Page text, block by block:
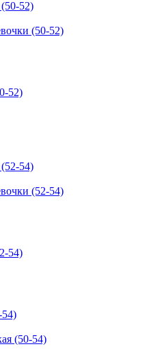
(50-52)
52)
(52-54)
54)
(50-54)